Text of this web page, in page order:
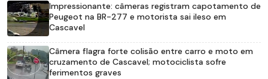
Impressionante: câmeras registram capotamento de
Peugeot na BR-277 e motorista sai ileso em
Cascavel
Câmera flagra forte colisão entre carro e moto em
cruzamento de Cascavel; motociclista sofre
ferimentos graves